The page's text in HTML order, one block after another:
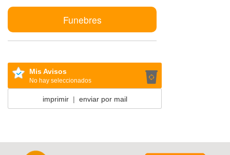
Funebres
Mis Avisos
No hay seleccionados
imprimir| enviar por mail